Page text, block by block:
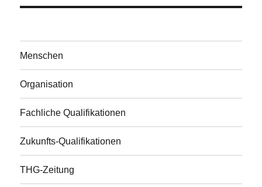
Menschen
Organisation
Fachliche Qualifikationen
Zukunfts-Qualifikationen
THG-Zeitung